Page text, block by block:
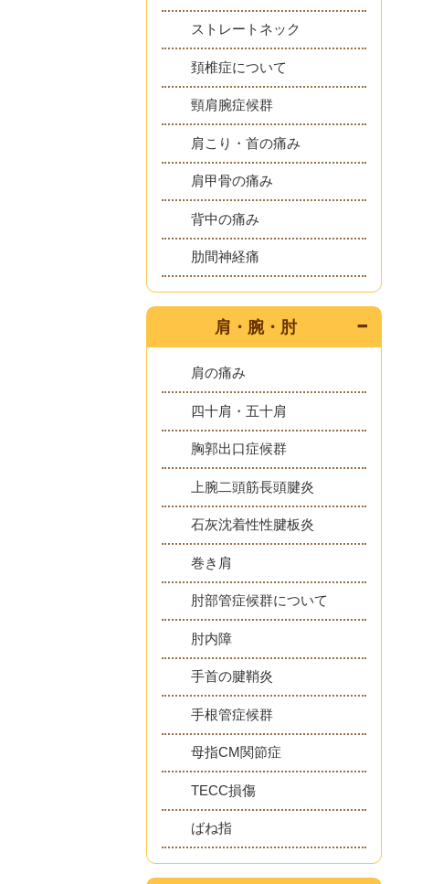
ストレートネック
頚椎症について
頸肩腕症候群
肩こり・首の痛み
肩甲骨の痛み
背中の痛み
肋間神経痛
肩・腕・肘
肩の痛み
四十肩・五十肩
胸郭出口症候群
上腕二頭筋長頭腱炎
石灰沈着性性腱板炎
巻き肩
肘部管症候群について
肘内障
手首の腱鞘炎
手根管症候群
母指CM関節症
TECC損傷
ばね指